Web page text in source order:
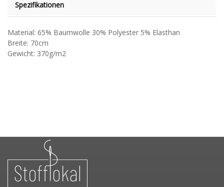
Spezifikationen
Material: 65% Baumwolle 30% Polyester 5% Elasthan
Breite: 70cm
Gewicht: 370g/m2